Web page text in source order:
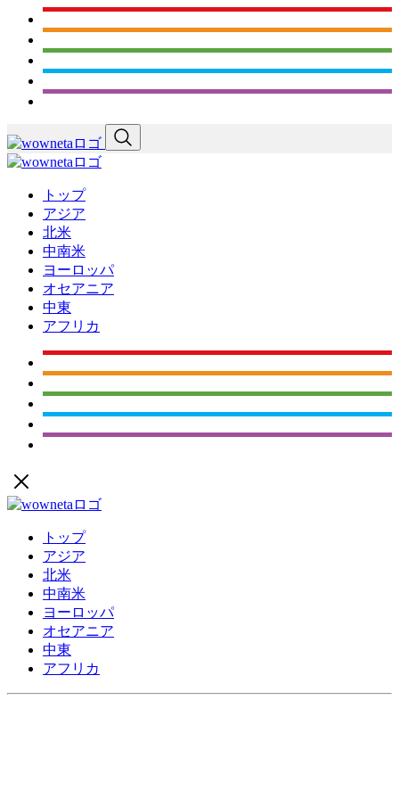
トップ
アジア
北米
中南米
ヨーロッパ
オセアニア
中東
アフリカ
トップ
アジア
北米
中南米
ヨーロッパ
オセアニア
中東
アフリカ